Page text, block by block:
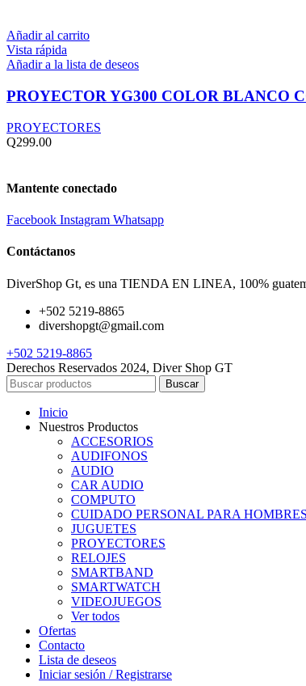
era:
Q1,200.00.
Añadir al carrito
Vista rápida
Añadir a la lista de deseos
PROYECTOR YG300 COLOR BLANCO
PROYECTORES
Q299.00
Mantente conectado
Facebook Instagram Whatsapp
Contáctanos
DiverShop Gt, es una TIENDA EN LINEA, 100%
+502 5219-8865
divershopgt@gmail.com
+502 5219-8865
Derechos Reservados 2024, Diver Shop GT
Buscar
Inicio
Nuestros Productos
ACCESORIOS
AUDIFONOS
AUDIO
CAR AUDIO
COMPUTO
CUIDADO PERSONAL PARA HOMBRES
JUGUETES
PROYECTORES
RELOJES
SMARTBAND
SMARTWATCH
VIDEOJUEGOS
Ver todos
Ofertas
Contacto
Lista de deseos
Iniciar sesión / Registrarse